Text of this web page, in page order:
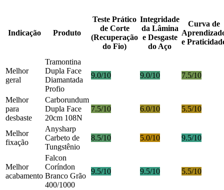
Indicação Produto
Teste Prático
de Corte
(Recuperação
do Fio)
Integridade
da Lâmina
e Desgaste
do Aço
Curva de
e
Melhor
geral
Tramontina
Dupla Face
Diamantada
Profio
9.0/10 9.0/10 7.5/10
Melhor
para
desbaste
Carborundum
Dupla Face
20cm 108N
7.5/10 6.0/10 5.5/10
Melhor
fixação
Anysharp
Carbeto de
Tungstênio
8.5/10 5.0/10 9.5/10
Melhor
acabamento
Falcon
Coríndon
Branco Grão
400/1000
9.5/10 9.5/10 5.5/10